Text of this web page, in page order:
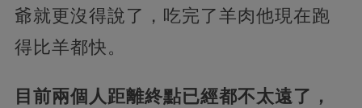
爺就更沒得說了，吃完了羊肉他現在跑
得比羊都快。
目前兩個人距離終點已經都不太遠了，